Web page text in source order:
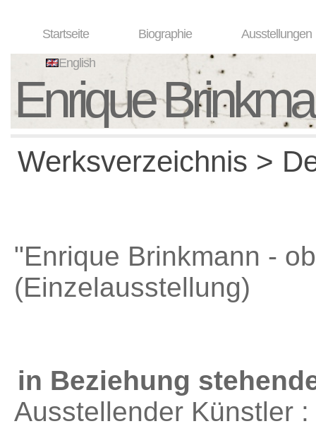
Startseite Biographie Ausstellungen
English
Enrique
Werksverzeichnis >
"Enrique Brinkmann -
(Einzelausstellung)
in Beziehung
Ausstellender Künstler